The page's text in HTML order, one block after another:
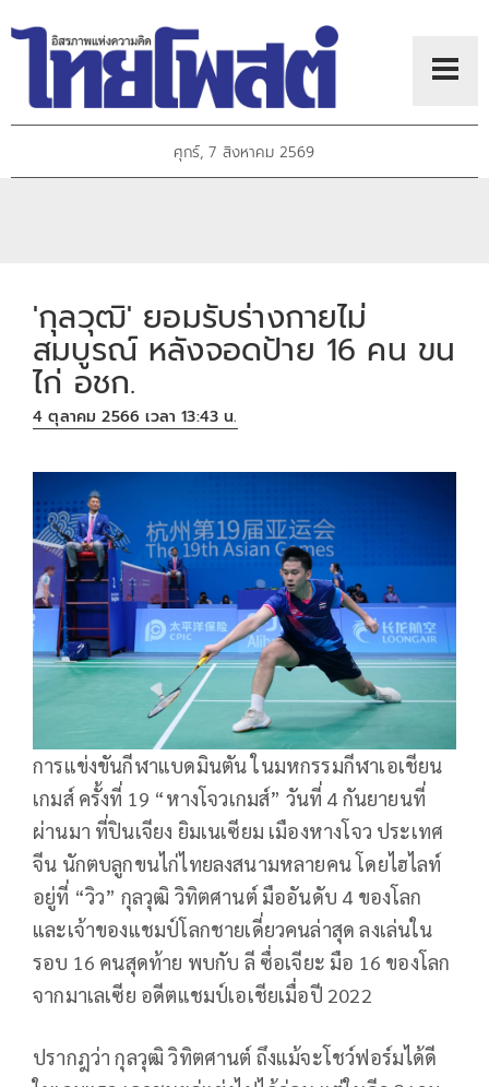
ศุกร์, 7 สิงหาคม 2569
'กุลวุฒิ' ยอมรับร่างกายไม่
สมบูรณ์ หลังจอดป้าย 16 คน ขน
ไก่ อชก.
4 ตุลาคม 2566 เวลา 13:43 น.
การแข่งขันกีฬาแบดมินตัน ในมหกรรมกีฬาเอเชียน
เกมส์ ครั้งที่ 19 “หางโจวเกมส์” วันที่ 4 กันยายนที่
ผ่านมา ที่ปินเจียง ยิมเนเซียม เมืองหางโจว ประเทศ
จีน นักตบลูกขนไก่ไทยลงสนามหลายคน โดยไฮไลท์
อยู่ที่ “วิว” กุลวุฒิ วิทิตศานต์ มืออันดับ 4 ของโลก
และเจ้าของแชมป์โลกชายเดี่ยวคนล่าสุด ลงเล่นใน
รอบ 16 คนสุดท้าย พบกับ ลี ซื่อเจียะ มือ 16 ของโลก
จากมาเลเซีย อดีตแชมป์เอเชียเมื่อปี 2022
ปรากฎว่า กุลวุฒิ วิทิตศานต์ ถึงแม้จะโชว์ฟอร์มได้ดี